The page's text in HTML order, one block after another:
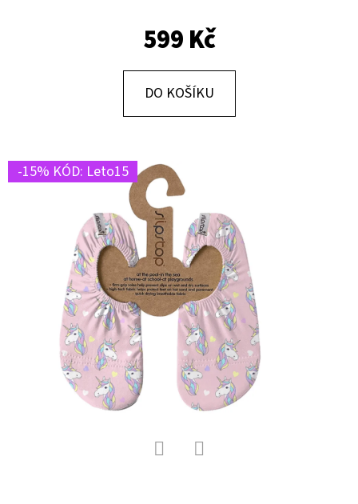
599 Kč
DO KOŠÍKU
-15% KÓD: Leto15
T
HLEDAT